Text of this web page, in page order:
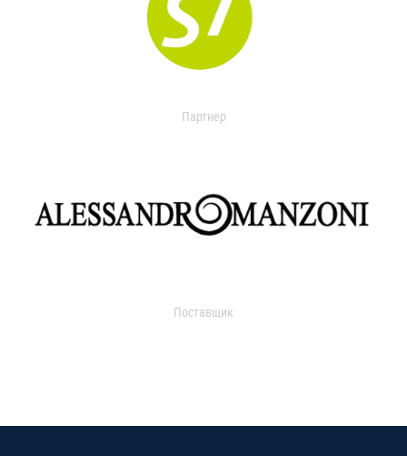
Партнер
Поставщик